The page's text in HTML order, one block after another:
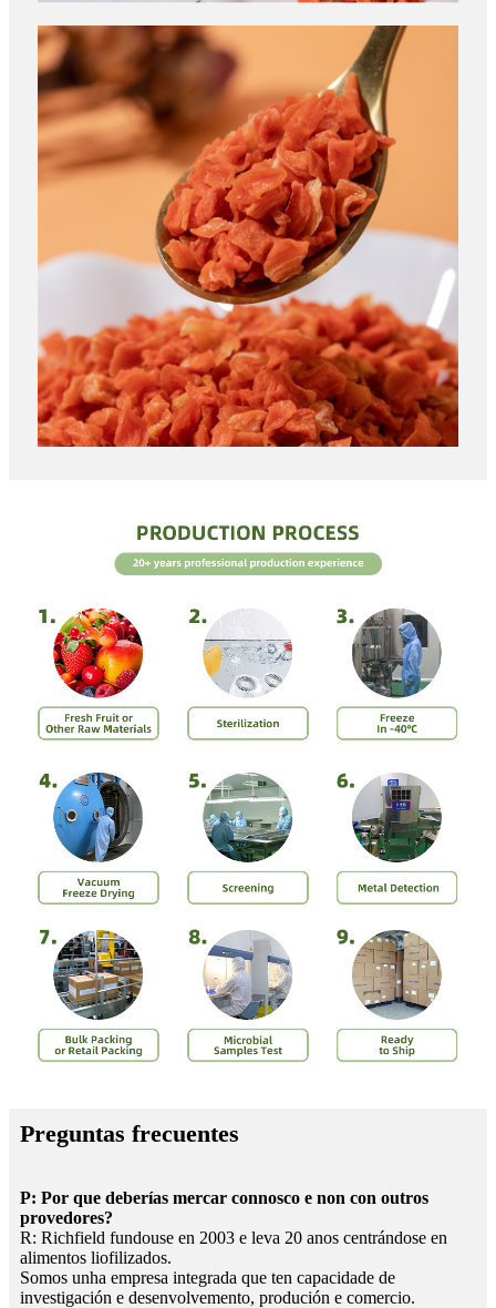
Preguntas frecuentes
P: Por que deberías mercar connosco e non con outros
provedores?
R: Richfield fundouse en 2003 e leva 20 anos centrándose en
alimentos liofilizados.
Somos unha empresa integrada que ten capacidade de
investigación e desenvolvemento, produción e comercio.